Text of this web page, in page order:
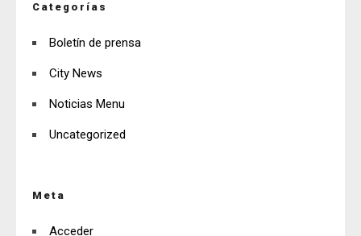
Categorías
Boletín de prensa
City News
Noticias Menu
Uncategorized
Meta
Acceder